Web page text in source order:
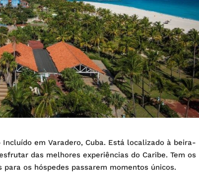
em Varadero, Cuba. Está localizado à beira-
das melhores experiências do Caribe. Tem os
os hóspedes passarem momentos únicos.